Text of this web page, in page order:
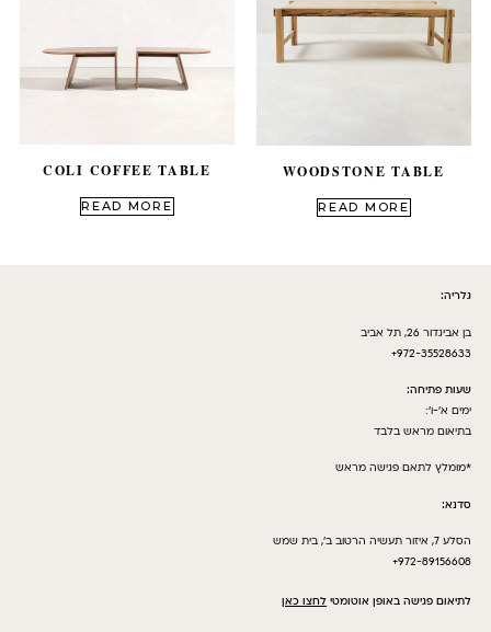
WOODSTONE TABLE
READ MORE
COLI COFFEE TABLE
READ MORE
גלריה:
בן אביגדור 26, תל אביב
972-35528633+
שעות פתיחה:
ימים א’-ו’:
בתיאום מראש בלבד
*מומלץ לתאם פגישה מראש
סדנא:
הסלע 7, איזור תעשיה הרטוב ב’, בית שמש
972-89156608+
לתיאום פגישה באופן אוטומטי לחצו כאן